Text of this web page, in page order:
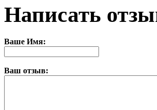
Написать
Ваше Имя:
Ваш отзыв: